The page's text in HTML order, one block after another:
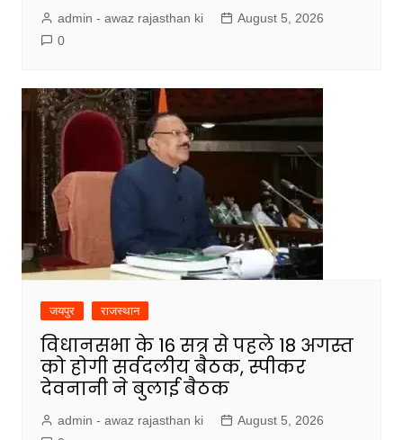
admin - awaz rajasthan ki
August 5, 2026
0
जयपुर राजस्थान
विधानसभा के 16 सत्र से पहले 18 अगस्त
को होगी सर्वदलीय बैठक, स्पीकर
देवनानी ने बुलाई बैठक
admin - awaz rajasthan ki
August 5, 2026